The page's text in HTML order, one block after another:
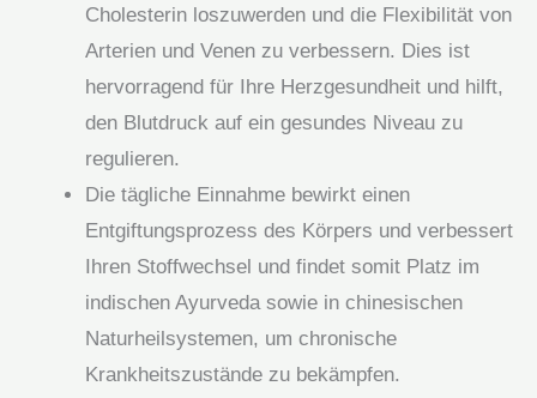
Cholesterin loszuwerden und die Flexibilität von
Arterien und Venen zu verbessern. Dies ist
hervorragend für Ihre Herzgesundheit und hilft,
den Blutdruck auf ein gesundes Niveau zu
regulieren.
Die tägliche Einnahme bewirkt einen
Entgiftungsprozess des Körpers und verbessert
Ihren Stoffwechsel und findet somit Platz im
indischen Ayurveda sowie in chinesischen
Naturheilsystemen, um chronische
Krankheitszustände zu bekämpfen.